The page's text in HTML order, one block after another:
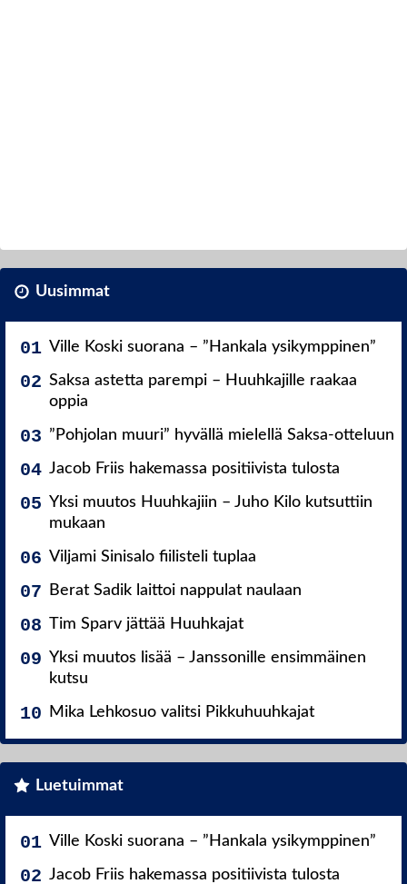
Uusimmat
Ville Koski suorana – ”Hankala ysikymppinen”
Saksa astetta parempi – Huuhkajille raakaa
oppia
”Pohjolan muuri” hyvällä mielellä Saksa-otteluun
Jacob Friis hakemassa positiivista tulosta
Yksi muutos Huuhkajiin – Juho Kilo kutsuttiin
mukaan
Viljami Sinisalo fiilisteli tuplaa
Berat Sadik laittoi nappulat naulaan
Tim Sparv jättää Huuhkajat
Yksi muutos lisää – Janssonille ensimmäinen
kutsu
Mika Lehkosuo valitsi Pikkuhuuhkajat
Luetuimmat
Ville Koski suorana – ”Hankala ysikymppinen”
Jacob Friis hakemassa positiivista tulosta